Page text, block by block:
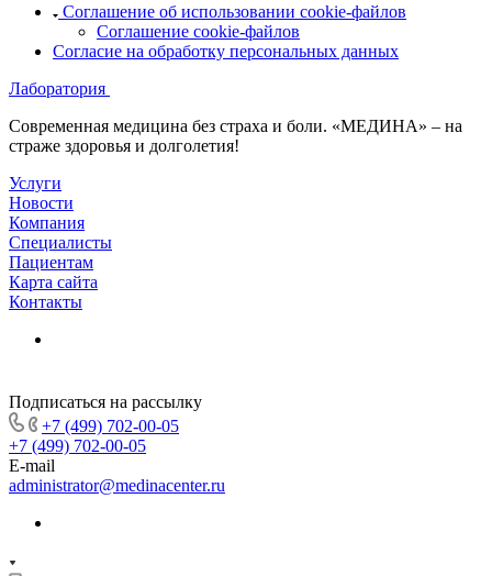
Соглашение об использовании cookie-файлов
Соглашение cookie-файлов
Согласие на обработку персональных данных
Лаборатория
Современная медицина без страха и боли. «МЕДИНА» – на
страже здоровья и долголетия!
Услуги
Новости
Компания
Специалисты
Пациентам
Карта сайта
Контакты
Подписаться на рассылку
+7 (499) 702-00-05
+7 (499) 702-00-05
E-mail
administrator@medinacenter.ru